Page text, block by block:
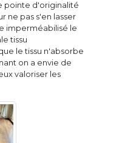
pointe d'originalité
ne pas s'en lasser
imperméabilisé le
tissu
le tissu n'absorbe
on a envie de
valoriser les